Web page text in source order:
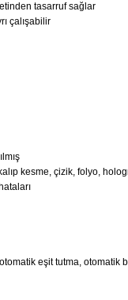
tasarruf sağlar
çalışabilir
kesme, çizik, folyo,
eşit tutma, otomatik